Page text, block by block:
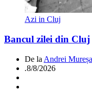
Azi in Cluj
Bancul zilei din Cluj
De la Andrei
.8/8/2026